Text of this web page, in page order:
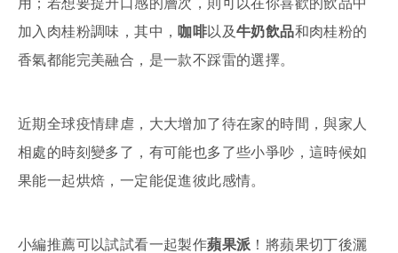
用；若想要提升口感的層次，則可以在你喜歡的飲品中
加入肉桂粉調味，其中， 咖啡以及牛奶飲品和肉桂粉的
香氣都能完美融合，是一款不踩雷的選擇。
近期全球疫情肆虐，大大增加了待在家的時間，與家人
相處的時刻變多了，有可能也多了些小爭吵，這時候如
果能一起烘焙，一定能促進彼此感情。
小編推薦可以試試看一起製作蘋果派 ！將蘋果切丁後灑